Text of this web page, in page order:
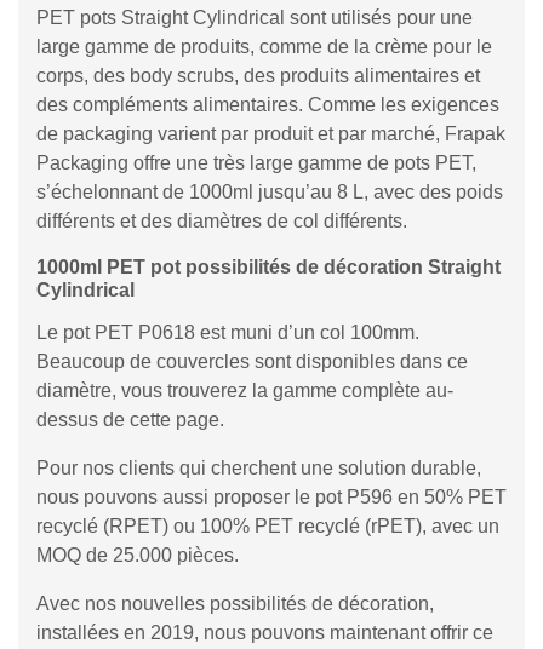
PET pots Straight Cylindrical sont utilisés pour une
large gamme de produits, comme de la crème pour le
corps, des body scrubs, des produits alimentaires et
des compléments alimentaires. Comme les exigences
de packaging varient par produit et par marché, Frapak
Packaging offre une très large gamme de pots PET,
s’échelonnant de 1000ml jusqu’au 8 L, avec des poids
différents et des diamètres de col différents.
1000ml PET pot possibilités de décoration Straight
Cylindrical
Le pot PET P0618 est muni d’un col 100mm.
Beaucoup de couvercles sont disponibles dans ce
diamètre, vous trouverez la gamme complète au-
dessus de cette page.
Pour nos clients qui cherchent une solution durable,
nous pouvons aussi proposer le pot P596 en 50% PET
recyclé (RPET) ou 100% PET recyclé (rPET), avec un
MOQ de 25.000 pièces.
Avec nos nouvelles possibilités de décoration,
installées en 2019, nous pouvons maintenant offrir ce